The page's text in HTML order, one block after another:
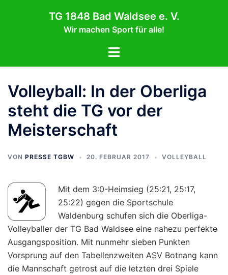
TG 1848 Bad Waldsee e. V.
Wir machen Sport für alle!
Menü
Volleyball: In der Oberliga
steht die TG vor der
Meisterschaft
VON PRESSE TGBW 20. FEBRUAR 2017 VOLLEYBALL
Mit dem 3:0-Heimsieg (25:21, 25:17,
25:22) gegen die Sportschule
Waldenburg schufen sich die Oberliga-
Volleyballer der TG Bad Waldsee eine nahezu perfekte
Ausgangsposition. Mit nunmehr sieben Punkten
Vorsprung auf den Tabellenzweiten ASV Botnang kann
die Mannschaft getrost auf die letzten drei Spiele